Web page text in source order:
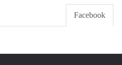
Facebook